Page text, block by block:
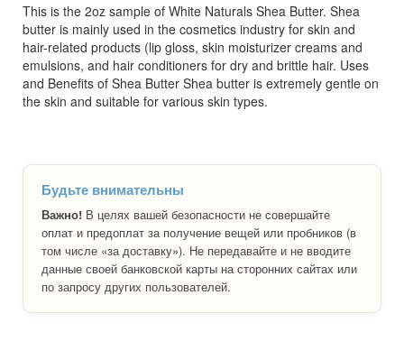
This is the 2oz sample of White Naturals Shea Butter. Shea
butter is mainly used in the cosmetics industry for skin and
hair-related products (lip gloss, skin moisturizer creams and
emulsions, and hair conditioners for dry and brittle hair. Uses
and Benefits of Shea Butter Shea butter is extremely gentle on
the skin and suitable for various skin types.
Будьте внимательны
Важно! В целях вашей безопасности не совершайте
оплат и предоплат за получение вещей или пробников (в
том числе «за доставку»). Не передавайте и не вводите
данные своей банковской карты на сторонних сайтах или
по запросу других пользователей.